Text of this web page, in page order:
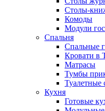
Столы-
Комоды
Модули
Спальня
Спальные
Кровати в
Матрасы
Тумбы
Туалетные
Кухня
Готовые